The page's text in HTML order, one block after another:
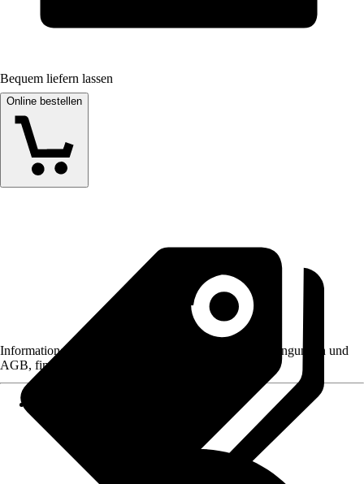
Bequem liefern lassen
Online bestellen
Informationen des Verkäufers, wie z. B. Rückgabebedingungen und
AGB, finden Sie bei Klick auf den Verkäufernamen.